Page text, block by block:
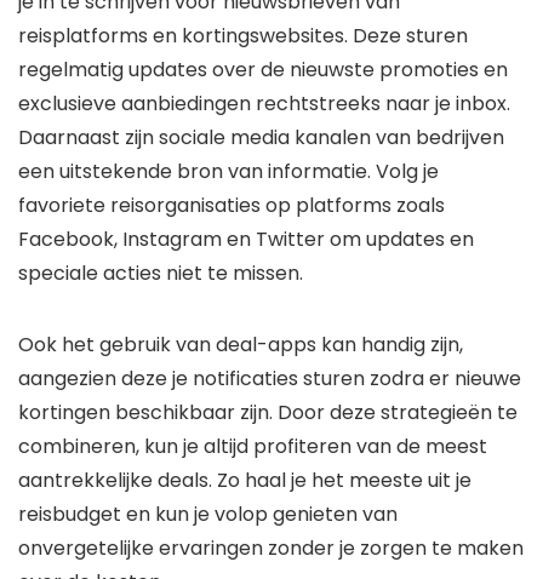
reisplatforms en kortingswebsites. Deze sturen
regelmatig updates over de nieuwste promoties en
exclusieve aanbiedingen rechtstreeks naar je inbox.
Daarnaast zijn sociale media kanalen van bedrijven
een uitstekende bron van informatie. Volg je
favoriete reisorganisaties op platforms zoals
Facebook, Instagram en Twitter om updates en
speciale acties niet te missen.
Ook het gebruik van deal-apps kan handig zijn,
aangezien deze je notificaties sturen zodra er nieuwe
kortingen beschikbaar zijn. Door deze strategieën te
combineren, kun je altijd profiteren van de meest
aantrekkelijke deals. Zo haal je het meeste uit je
reisbudget en kun je volop genieten van
onvergetelijke ervaringen zonder je zorgen te maken